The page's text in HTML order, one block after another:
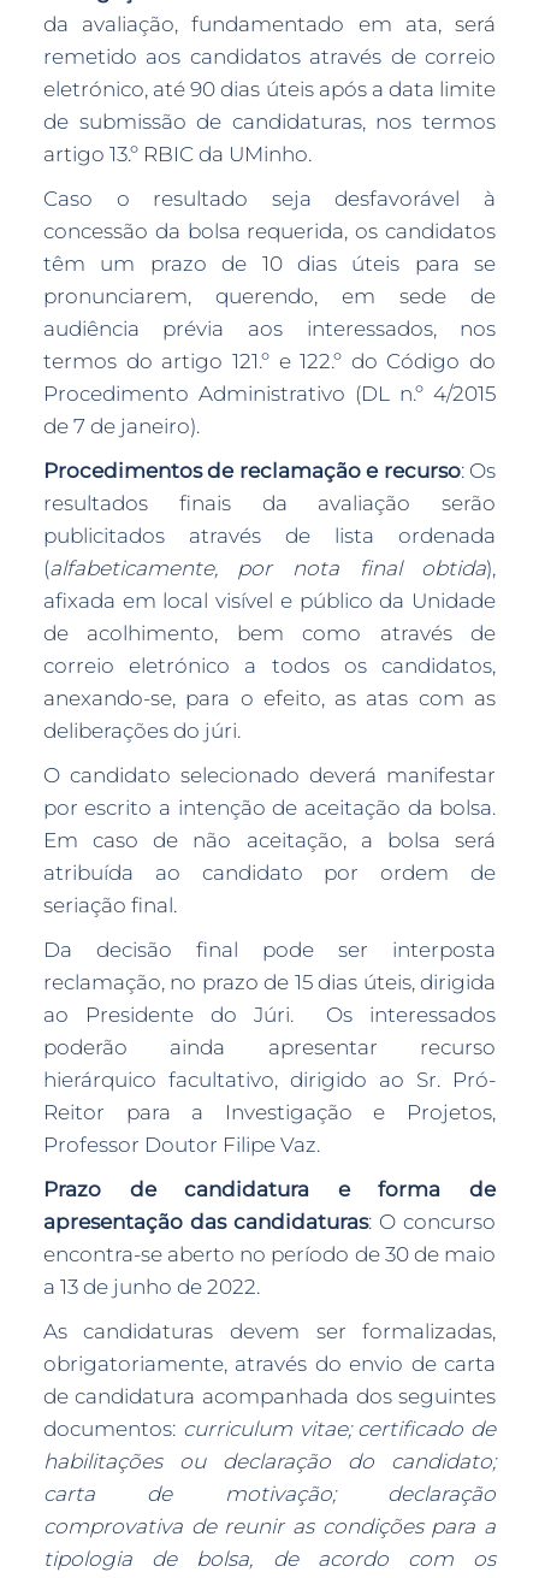
da avaliação, fundamentado em ata, será
remetido aos candidatos através de correio
eletrónico, até 90 dias úteis após a data limite
de submissão de candidaturas, nos termos
artigo 13.º RBIC da UMinho.
Caso o resultado seja desfavorável à
concessão da bolsa requerida, os candidatos
têm um prazo de 10 dias úteis para se
pronunciarem, querendo, em sede de
audiência prévia aos interessados, nos
termos do artigo 121.º e 122.º do Código do
Procedimento Administrativo (DL n.º 4/2015
de 7 de janeiro).
Procedimentos de reclamação e recurso: Os
resultados finais da avaliação serão
publicitados através de lista ordenada
(alfabeticamente, por nota final obtida),
afixada em local visível e público da Unidade
de acolhimento, bem como através de
correio eletrónico a todos os candidatos,
anexando-se, para o efeito, as atas com as
deliberações do júri.
O candidato selecionado deverá manifestar
por escrito a intenção de aceitação da bolsa.
Em caso de não aceitação, a bolsa será
atribuída ao candidato por ordem de
seriação final.
Da decisão final pode ser interposta
reclamação, no prazo de 15 dias úteis, dirigida
ao Presidente do Júri. Os interessados
poderão ainda apresentar recurso
hierárquico facultativo, dirigido ao Sr. Pró-
Reitor para a Investigação e Projetos,
Professor Doutor Filipe Vaz.
Prazo de candidatura e forma de
apresentação das candidaturas: O concurso
encontra-se aberto no período de 30 de maio
a 13 de junho de 2022.
As candidaturas devem ser formalizadas,
obrigatoriamente, através do envio de carta
de candidatura acompanhada dos seguintes
documentos: curriculum vitae; certificado de
habilitações ou declaração do candidato;
carta de motivação; declaração
comprovativa de reunir as condições para a
tipologia de bolsa, de acordo com os